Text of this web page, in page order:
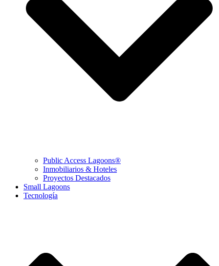
Public Access Lagoons®
Inmobiliarios & Hoteles
Proyectos Destacados
Small Lagoons
Tecnología